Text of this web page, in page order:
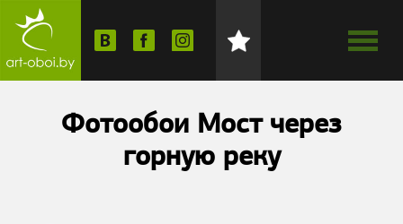
Фотообои Мост через
горную реку